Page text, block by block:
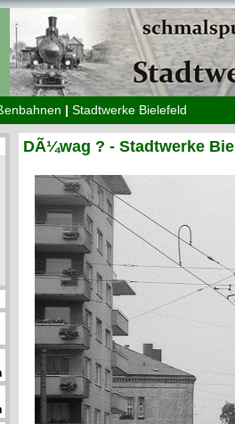
| Stadtwerke Bielefeld
DÃ¼wag ? - Stadtwerke